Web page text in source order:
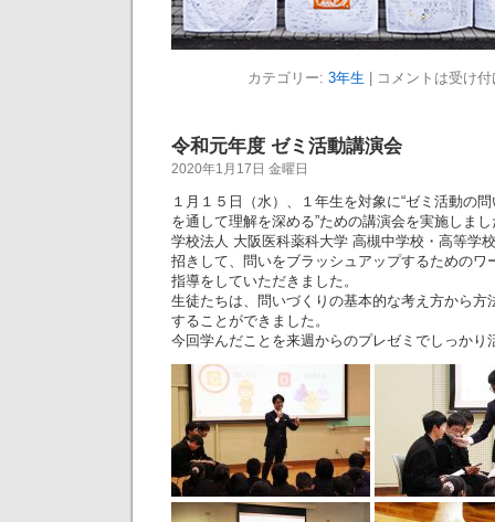
カテゴリー: 3年生 コメントは受け
令和元年度 ゼミ活動講演会
2020年1月17日 金曜日
１月１５日（水）、１年生を対象に“ゼミ活動の
を通して理解を深める”ための講演会を実施しまし
学校法人 大阪医科薬科大学 高槻中学校・高等学
招きして、問いをブラッシュアップするためのワ
指導をしていただきました。
生徒たちは、問いづくりの基本的な考え方から方
することができました。
今回学んだことを来週からのプレゼミでしっかり